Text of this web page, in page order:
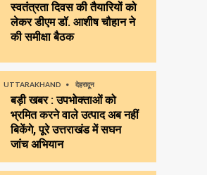
स्वतंत्रता दिवस की तैयारियों को
लेकर डीएम डॉ. आशीष चौहान ने
की समीक्षा बैठक
UTTARAKHAND देहरादून
बड़ी खबर : उपभोक्ताओं को
भ्रमित करने वाले उत्पाद अब नहीं
बिकेंगे, पूरे उत्तराखंड में सघन
जांच अभियान